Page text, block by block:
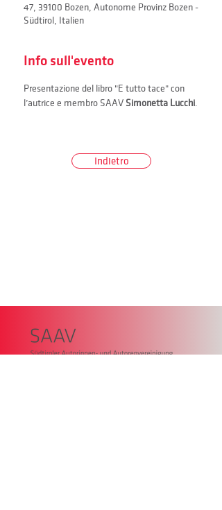
47, 39100 Bozen, Autonome Provinz Bozen -
Südtirol, Italien
Info sull'evento
Presentazione del libro "E tutto tace" con
l’autrice e membro SAAV Simonetta Lucchi.
Indietro